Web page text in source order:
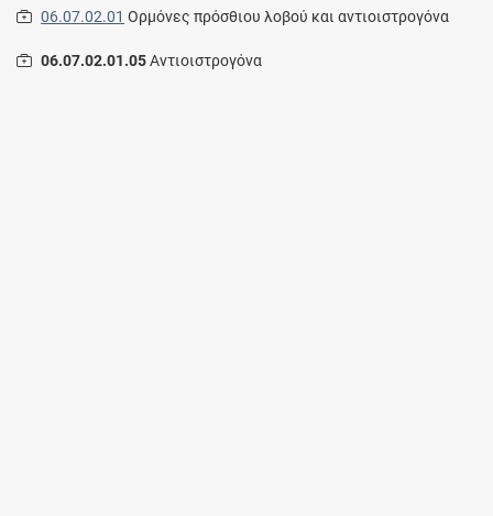
06.07.02.01 Oρμόνες πρόσθιου λοβού και αντιοιστρογόνα
06.07.02.01.05Αντιοιστρογόνα